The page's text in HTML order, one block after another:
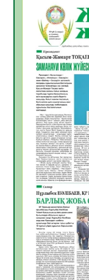
06.08.2026
06.08.2026
Көкжөтел
06.08.2026
АПВ
06.08.2026
Open Air:
06.08.2026
ЖАРҚЫН
МӘЖІЛІС
05.08.2026